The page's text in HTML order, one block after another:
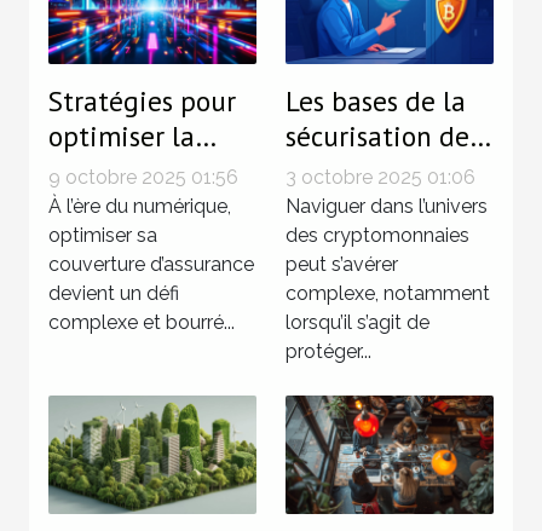
Stratégies pour
optimiser la
couverture
d'assurance dans
un monde
numérique
9 octobre 2025 01:56
À l’ère du numérique,
optimiser sa
couverture d’assurance
devient un défi
complexe et bourré...
Les bases de la
sécurisation de
vos
investissements
en
cryptomonnaies
3 octobre 2025 01:06
Naviguer dans l’univers
des cryptomonnaies
peut s’avérer
complexe, notamment
lorsqu’il s’agit de
protéger...